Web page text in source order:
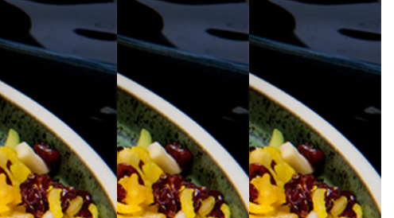
English
العربية
Arabic
)